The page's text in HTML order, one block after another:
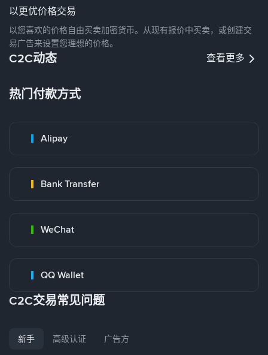
以更优价格交易
以您喜欢的价格自由买卖加密货币。从现有报价中买卖，或创建交
易广告来设置您理想的价格。
C2C动态 查看更多
热门付款方式
Alipay
Bank Transfer
WeChat
QQ Wallet
C2C交易常见问题
新手 高级认证 广告方